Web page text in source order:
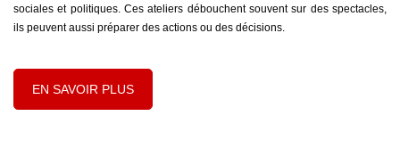
sociales et politiques. Ces ateliers débouchent souvent sur des spectacles,
ils peuvent aussi préparer des actions ou des décisions.
EN SAVOIR PLUS